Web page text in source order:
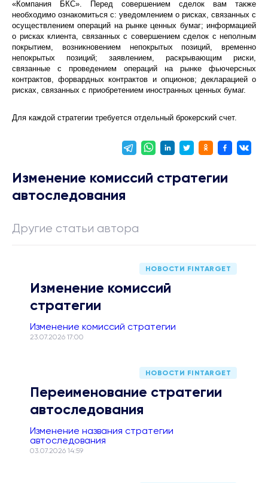
«Компания БКС». Перед совершением сделок вам также
необходимо ознакомиться с: уведомлением о рисках, связанных с
осуществлением операций на рынке ценных бумаг; информацией
о рисках клиента, связанных с совершением сделок с неполным
покрытием, возникновением непокрытых позиций, временно
непокрытых позиций; заявлением, раскрывающим риски,
связанные с проведением операций на рынке фьючерсных
контрактов, форвардных контрактов и опционов; декларацией о
рисках, связанных с приобретением иностранных ценных бумаг.
Для каждой стратегии требуется отдельный брокерский счет.
Изменение комиссий стратегии
автоследования
Другие статьи автора
НОВОСТИ FINTARGET
Изменение комиссий
стратегии
Изменение комиссий стратегии
23.07.2026 17:00
НОВОСТИ FINTARGET
Переименование стратегии
автоследования
Изменение названия стратегии
автоследования
03.07.2026 14:59